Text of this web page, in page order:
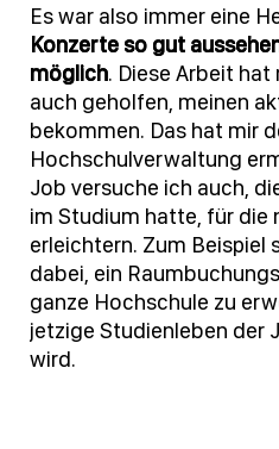
Es war also immer eine
Konzerte so gut
möglich. Diese Arbeit
auch geholfen, meinen
bekommen. Das hat mir
Hochschulverwaltung
Job versuche ich auch,
im Studium hatte, für die
erleichtern. Zum Beispiel
dabei, ein
ganze Hochschule zu
jetzige Studienleben der
wird.